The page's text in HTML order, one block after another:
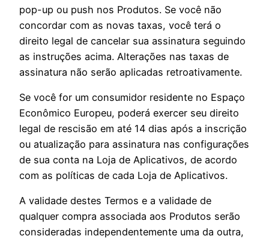
pop-up ou push nos Produtos. Se você não
concordar com as novas taxas, você terá o
direito legal de cancelar sua assinatura seguindo
as instruções acima. Alterações nas taxas de
assinatura não serão aplicadas retroativamente.
Se você for um consumidor residente no Espaço
Econômico Europeu, poderá exercer seu direito
legal de rescisão em até 14 dias após a inscrição
ou atualização para assinatura nas configurações
de sua conta na Loja de Aplicativos, de acordo
com as políticas de cada Loja de Aplicativos.
A validade destes Termos e a validade de
qualquer compra associada aos Produtos serão
consideradas independentemente uma da outra,